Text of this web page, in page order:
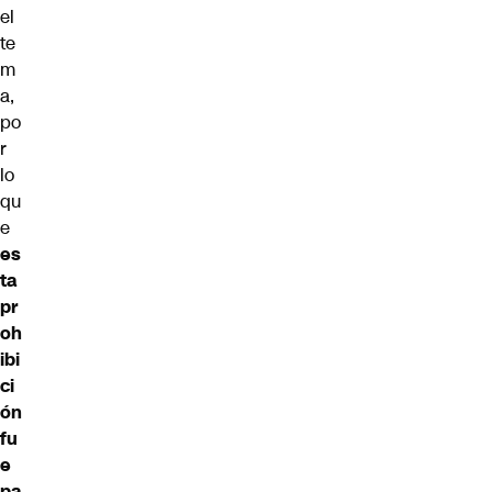
el
te
m
a,
po
r
lo
qu
e
es
ta
pr
oh
ibi
ci
ón
fu
e